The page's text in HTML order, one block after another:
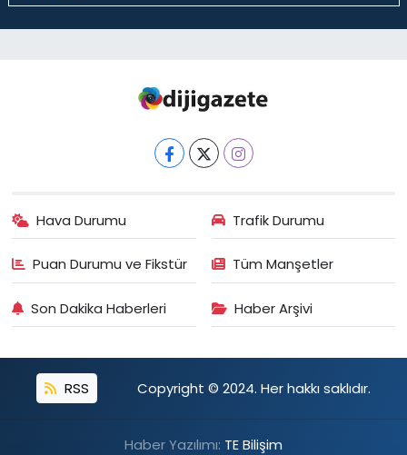
Hava Durumu Trafik Durumu
Puan Durumu ve Fikstür Tüm Manşetler
Son Dakika Haberleri Haber Arşivi
RSS Copyright © 2024. Her hakkı saklıdır.
Haber Yazılımı: TE Bilişim